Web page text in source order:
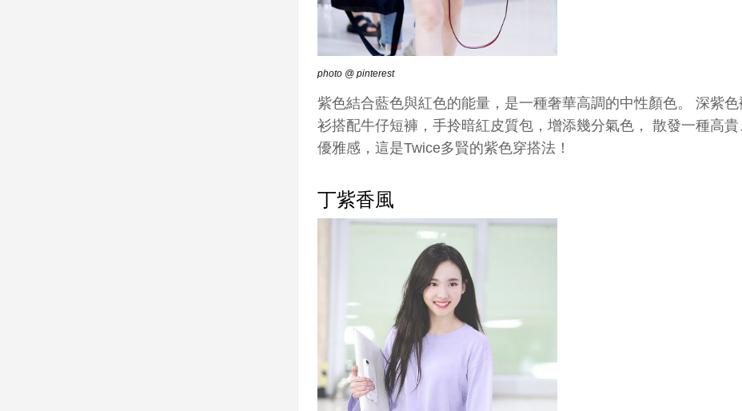
photo @ pinterest
紫色結合藍色與紅色的能量，是一種奢華高調的中性顏色。 深紫色
衫搭配牛仔短褲，手拎暗紅皮質包，增添幾分氣色， 散發一種高貴
優雅感，這是Twice多賢的紫色穿搭法！
丁紫香風